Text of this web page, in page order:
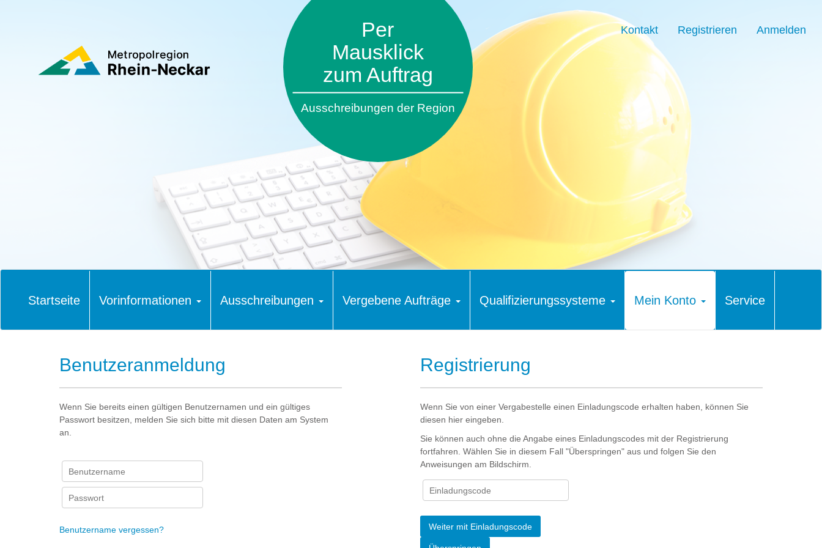
Per
Mausklick
zum Auftrag
Ausschreibungen der Region
Kontakt Registrieren Anmelden
Startseite Vorinformationen Ausschreibungen Vergebene Aufträge Qualifizierungssysteme Mein Konto Service
Benutzeranmeldung
Wenn Sie bereits einen gültigen Benutzernamen und ein gültiges
Passwort besitzen, melden Sie sich bitte mit diesen Daten am System
an.
Benutzername vergessen?
Registrierung
Wenn Sie von einer Vergabestelle einen Einladungscode erhalten haben, können Sie
diesen hier eingeben.
Sie können auch ohne die Angabe eines Einladungscodes mit der Registrierung
fortfahren. Wählen Sie in diesem Fall "Überspringen" aus und folgen Sie den
Anweisungen am Bildschirm.